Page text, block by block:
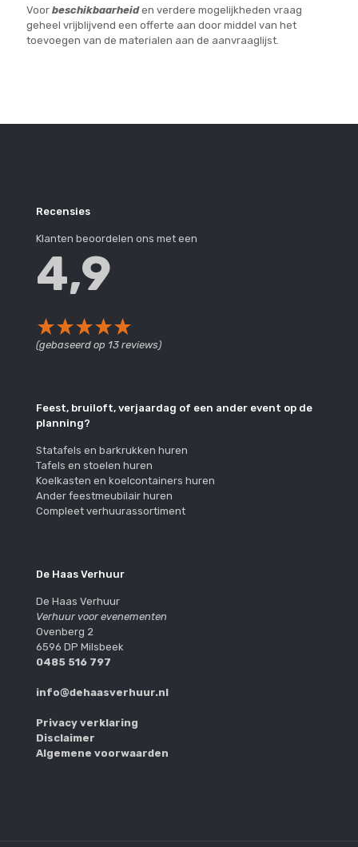
Voor beschikbaarheiden verdere mogelijkheden vraag
geheel vrijblijvend een offerte aan door middel van het
toevoegen van de materialen aan de aanvraaglijst.
Recensies
Klanten beoordelen ons met een
4,9
(gebaseerd op 13 reviews)
Feest, bruiloft, verjaardag of een ander event op de
planning?
Statafels en barkrukken huren
Tafels en stoelen huren
Koelkasten en koelcontainers huren
Ander feestmeubilair huren
Compleet verhuurassortiment
De Haas Verhuur
De Haas Verhuur
Verhuur voor evenementen
Ovenberg 2
6596 DP Milsbeek
0485 516 797
info@dehaasverhuur.nl
Privacy verklaring
Disclaimer
Algemene voorwaarden